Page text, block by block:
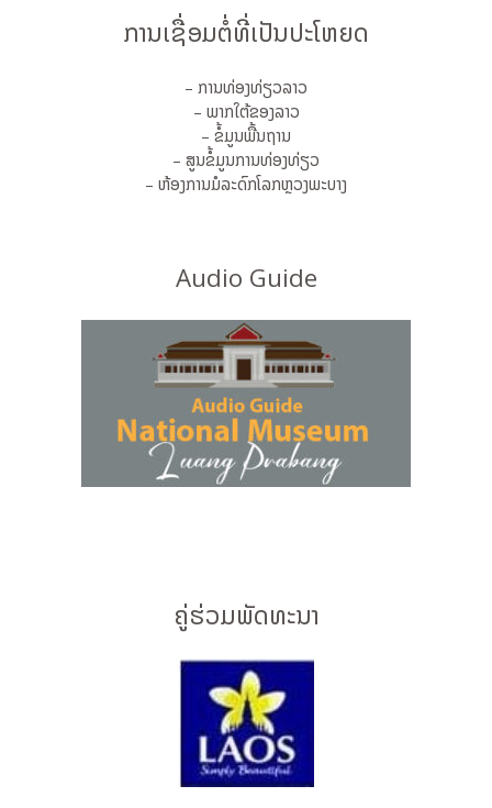
ການເຊື່ອມຕໍ່ທີ່ເປັນປະໂຫຍດ
– ການທ່ອງທ່ຽວລາວ
– ພາກໃຕ້ຂອງລາວ
– ຂໍ້ມູນພື້ນຖານ
– ສູນຂໍ້ມູນການທ່ອງທ່ຽວ
– ຫ້ອງການມໍລະດົກໂລກຫຼວງພະບາງ
Audio Guide
ຄູ່ຮ່ວມພັດທະນາ